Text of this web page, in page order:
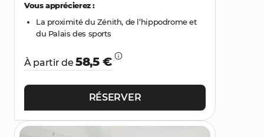
Vous apprécierez :
La proximité du Zénith, de l’hippodrome et
du Palais des sports
À partir de58,5 €
RÉSERVER